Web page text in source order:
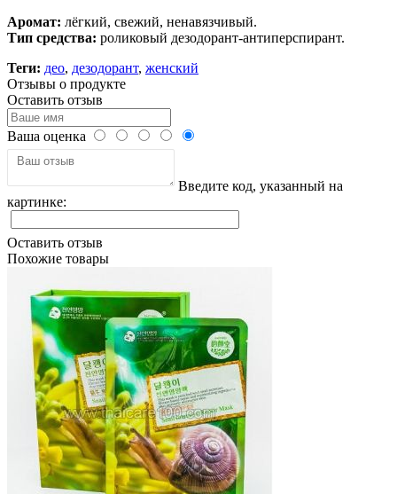
Аромат: лёгкий, свежий, ненавязчивый.
Тип средства: роликовый дезодорант-антиперспирант.
Теги: део, дезодорант, женский
Отзывы о продукте
Оставить отзыв
Ваша оценка
Введите код, указанный на
картинке:
Оставить отзыв
Похожие товары